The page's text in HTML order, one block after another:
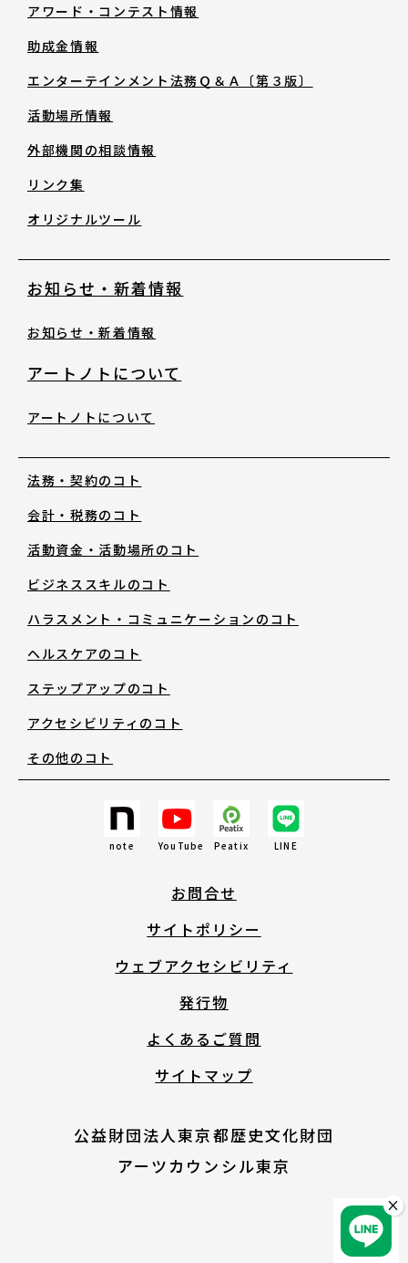
助成金情報
版〕
活動場所情報
オリジナルツール
アートノトについて
MESSAGE
アートノトについて
アワード・コンテスト情報
助成金情報
エンターテインメント法務Ｑ＆Ａ〔第３版〕
活動場所情報
外部機関の相談情報
リンク集
オリジナルツール
お知らせ・新着情報
お知らせ・新着情報
アートノトについて
アートノトについて
法務・契約のコト
会計・税務のコト
活動資金・活動場所のコト
ビジネススキルのコト
ハラスメント・コミュニケーションのコト
ヘルスケアのコト
ステップアップのコト
アクセシビリティのコト
その他のコト
note YouTube Peatix LINE
お問合せ
サイトポリシー
ウェブアクセシビリティ
発行物
よくあるご質問
サイトマップ
公益財団法人東京都歴史文化財団
アーツカウンシル東京
×